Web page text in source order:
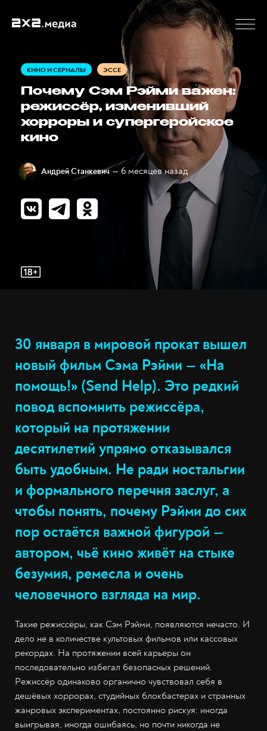
КИНО И СЕРИАЛЫ ЭССЕ
Почему Сэм Рэйми важен:
режиссёр, изменивший
хорроры и супергеройское
кино
Андрей Станкевич — 6 месяцев назад
30 января в мировой прокат вышел
новый фильм Сэма Рэйми — «На
помощь!» (Send Help). Это редкий
повод вспомнить режиссёра,
который на протяжении
десятилетий упрямо отказывался
быть удобным. Не ради ностальгии
и формального перечня заслуг, а
чтобы понять, почему Рэйми до сих
пор остаётся важной фигурой —
автором, чьё кино живёт на стыке
безумия, ремесла и очень
человечного взгляда на мир.
Такие режиссёры, как Сэм Рэйми, появляются нечасто. И
дело не в количестве культовых фильмов или кассовых
рекордах. На протяжении всей карьеры он
последовательно избегал безопасных решений.
Режиссёр одинаково органично чувствовал себя в
дешёвых хоррорах, студийных блокбастерах и странных
жанровых экспериментах, постоянно рискуя: иногда
выигрывая, иногда ошибаясь, но почти никогда не